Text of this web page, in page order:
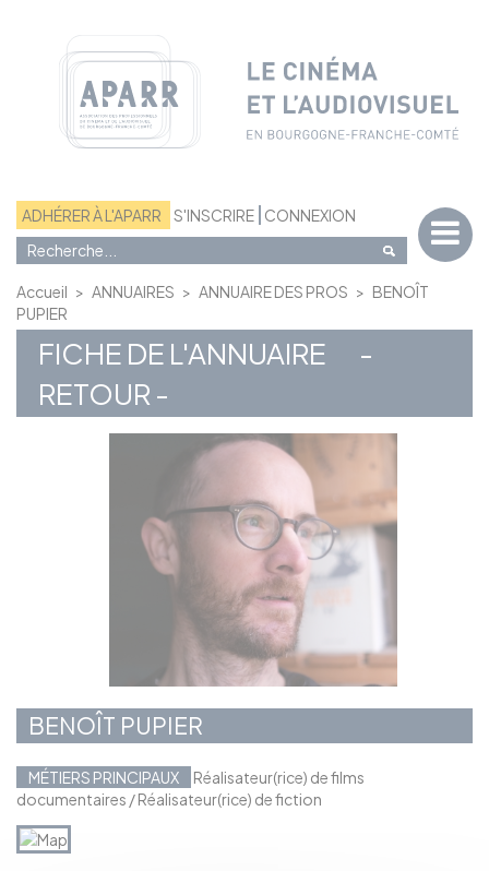
ADHÉRER À L'APARR S'INSCRIRE CONNEXION
Accueil > ANNUAIRES > ANNUAIRE DES PROS > BENOÎT
PUPIER
FICHE DE L'ANNUAIRE
-
RETOUR -
BENOÎT PUPIER
MÉTIERS PRINCIPAUX
Réalisateur(rice) de films
documentaires / Réalisateur(rice) de fiction